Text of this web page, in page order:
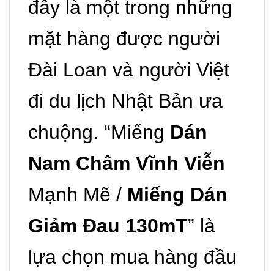
đây là một trong những
mặt hàng được người
Đài Loan và người Việt
đi du lịch Nhật Bản ưa
chuộng. “Miếng Dán
Nam Châm Vĩnh Viễn
Mạnh Mẽ / Miếng Dán
Giảm Đau 130mT” là
lựa chọn mua hàng đầu